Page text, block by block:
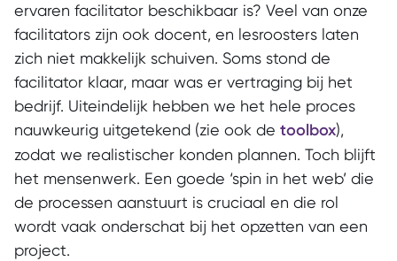
ervaren facilitator beschikbaar is? Veel van onze
facilitators zijn ook docent, en lesroosters laten
zich niet makkelijk schuiven. Soms stond de
facilitator klaar, maar was er vertraging bij het
bedrijf. Uiteindelijk hebben we het hele proces
nauwkeurig uitgetekend (zie ook de toolbox),
zodat we realistischer konden plannen. Toch blijft
het mensenwerk. Een goede ‘spin in het web’ die
de processen aanstuurt is cruciaal en die rol
wordt vaak onderschat bij het opzetten van een
project.